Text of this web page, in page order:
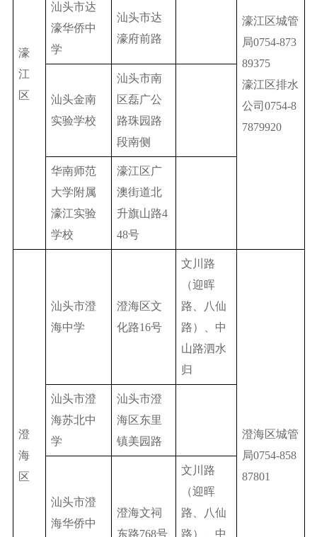
濠
江
区
濠江区城管
局0754-873
89375
濠江区排水
公司0754-8
7879920
汕头市达
濠华侨中
学
汕头市达
濠府前路
汕头金南
实验学校
汕头市南
区磊广公
路珠园路
段南侧
华南师范
大学附属
濠江实验
学校
濠江区广
澳街道北
升旗山路4
48号
澄
海
区
汕头市澄
海中学
澄海区文
化路16号
文川路
（迎晖
路、八仙
路）、中
山路泗水
归
澄海区城管
局0754-858
87801
汕头市澄
海苏北中
学
汕头市澄
海区东里
镇美园路
汕头市澄
海华侨中
澄海文祠
东路768号
文川路
（迎晖
路、八仙
路）、中